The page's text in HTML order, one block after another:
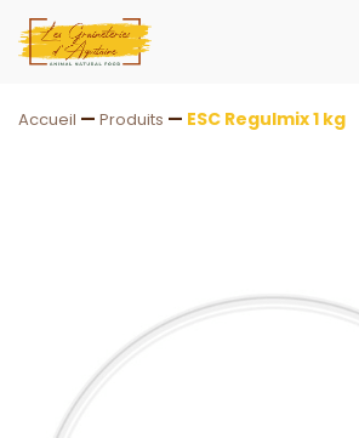
Accueil — Produits — ESC Regulmix 1 kg